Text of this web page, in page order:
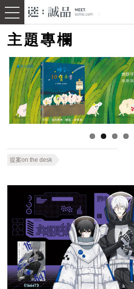
主題專欄
提案on the desk